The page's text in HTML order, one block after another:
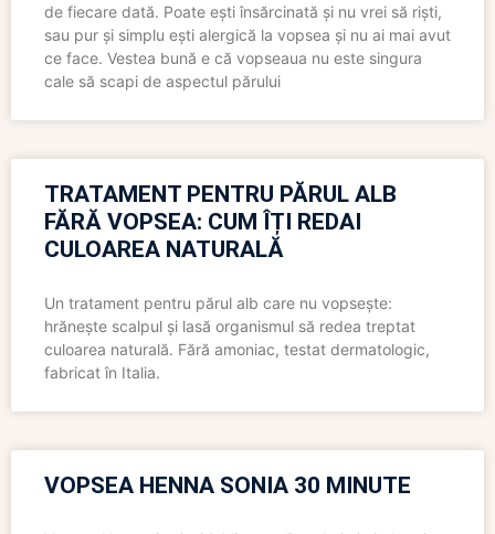
de fiecare dată. Poate ești însărcinată și nu vrei să riști,
sau pur și simplu ești alergică la vopsea și nu ai mai avut
ce face. Vestea bună e că vopseaua nu este singura
cale să scapi de aspectul părului
TRATAMENT PENTRU PĂRUL ALB
FĂRĂ VOPSEA: CUM ÎȚI REDAI
CULOAREA NATURALĂ
Un tratament pentru părul alb care nu vopsește:
hrănește scalpul și lasă organismul să redea treptat
culoarea naturală. Fără amoniac, testat dermatologic,
fabricat în Italia.
VOPSEA HENNA SONIA 30 MINUTE